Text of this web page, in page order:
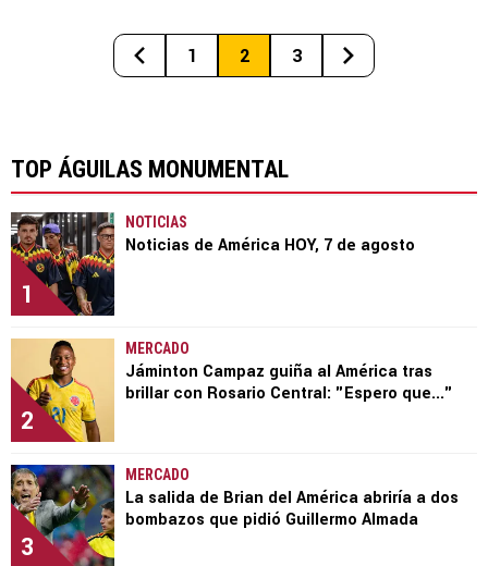
1 2 3
TOP ÁGUILAS MONUMENTAL
1
NOTICIAS
Noticias de América HOY, 7 de agosto
2
MERCADO
Jáminton Campaz guiña al América tras
brillar con Rosario Central: "Espero que..."
3
MERCADO
La salida de Brian del América abriría a dos
bombazos que pidió Guillermo Almada